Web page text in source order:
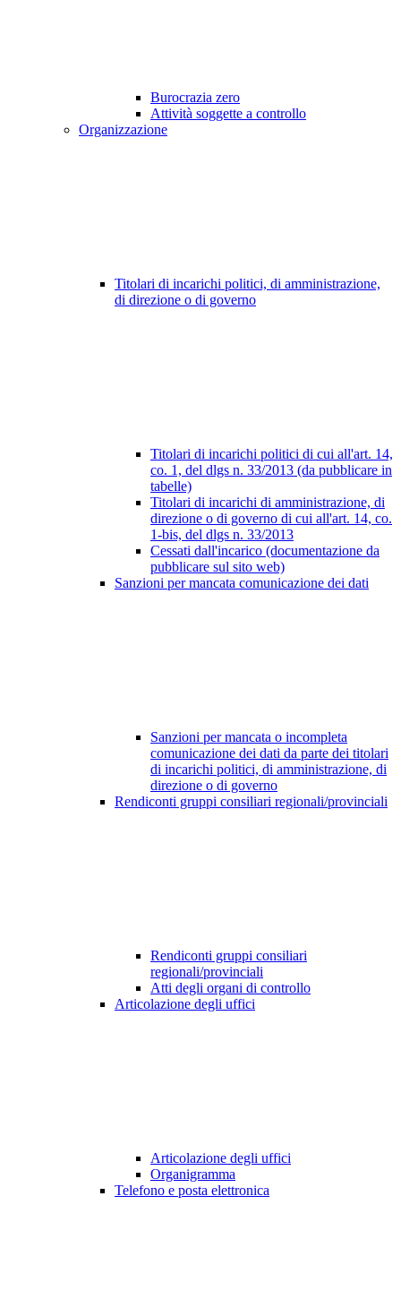
Burocrazia zero
Attività soggette a controllo
Organizzazione
Titolari di incarichi politici, di amministrazione,
di direzione o di governo
Titolari di incarichi politici di cui all'art. 14,
co. 1, del dlgs n. 33/2013 (da pubblicare in
tabelle)
Titolari di incarichi di amministrazione, di
direzione o di governo di cui all'art. 14, co.
1-bis, del dlgs n. 33/2013
Cessati dall'incarico (documentazione da
pubblicare sul sito web)
Sanzioni per mancata comunicazione dei dati
Sanzioni per mancata o incompleta
comunicazione dei dati da parte dei titolari
di incarichi politici, di amministrazione, di
direzione o di governo
Rendiconti gruppi consiliari regionali/provinciali
Rendiconti gruppi consiliari
regionali/provinciali
Atti degli organi di controllo
Articolazione degli uffici
Articolazione degli uffici
Organigramma
Telefono e posta elettronica